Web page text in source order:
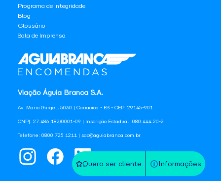
Quero ser cliente Informações
Viação Águia Branca S.A.
Av. Mario Gurgel, 5030 | Cariacica - ES - CEP: 29145-901
CNPJ: 27.486.182/0001-09 | Inscrição Estadual: 080.444.20-2
Telefone: 0800 725 1211 | sac@aguiabranca.com.br
Programa de Integridade
Blog
Glossário
Sala de Imprensa